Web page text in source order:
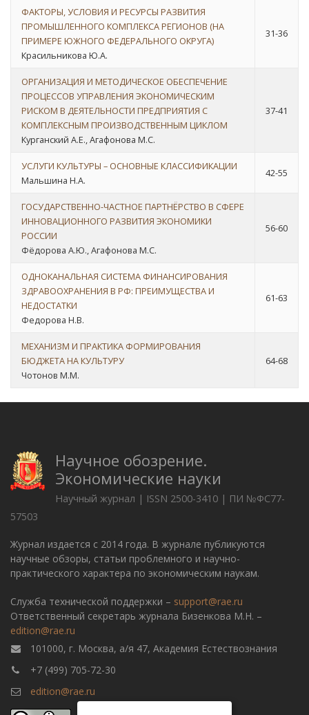
ФАКТОРЫ, УСЛОВИЯ И РЕСУРСЫ РАЗВИТИЯ
ПРОМЫШЛЕННОГО КОМПЛЕКСА РЕГИОНОВ (НА
ПРИМЕРЕ ЮЖНОГО ФЕДЕРАЛЬНОГО ОКРУГА)
Красильникова Ю.А.
31-36
ОРГАНИЗАЦИЯ И МЕТОДИЧЕСКОЕ ОБЕСПЕЧЕНИЕ
ПРОЦЕССОВ УПРАВЛЕНИЯ ЭКОНОМИЧЕСКИМ
РИСКОМ В ДЕЯТЕЛЬНОСТИ ПРЕДПРИЯТИЯ С
КОМПЛЕКСНЫМ ПРОИЗВОДСТВЕННЫМ ЦИКЛОМ
Курганский А.Е., Агафонова М.С.
37-41
УСЛУГИ КУЛЬТУРЫ – ОСНОВНЫЕ КЛАССИФИКАЦИИ
Мальшина Н.А.
42-55
ГОСУДАРСТВЕННО-ЧАСТНОЕ ПАРТНЁРСТВО В СФЕРЕ
ИННОВАЦИОННОГО РАЗВИТИЯ ЭКОНОМИКИ
РОССИИ
Фёдорова А.Ю., Агафонова М.С.
56-60
ОДНОКАНАЛЬНАЯ СИСТЕМА ФИНАНСИРОВАНИЯ
ЗДРАВООХРАНЕНИЯ В РФ: ПРЕИМУЩЕСТВА И
НЕДОСТАТКИ
Федорова Н.В.
61-63
МЕХАНИЗМ И ПРАКТИКА ФОРМИРОВАНИЯ
БЮДЖЕТА НА КУЛЬТУРУ
Чотонов М.М.
64-68
Научное обозрение.
Экономические науки
Научный журнал | ISSN 2500-3410 | ПИ №ФС77-
57503
Журнал издается с 2014 года. В журнале публикуются
научные обзоры, статьи проблемного и научно-
практического характера по экономическим наукам.
Служба технической поддержки – support@rae.ru
Ответственный секретарь журнала Бизенкова М.Н. –
edition@rae.ru
101000, г. Москва, а/я 47, Академия Естествознания
+7 (499) 705-72-30
edition@rae.ru